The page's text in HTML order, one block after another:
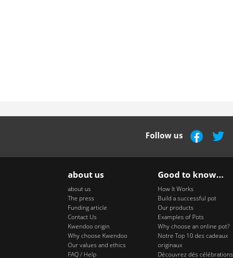
Follow us
about us
about us
The press
Funding article
Contact Us
Kwendoo origin
Why choose Kwendoo
Our values and ethics
FAQ / Help
Good to know...
How It Works
Build a successful pot
Our products
Examples of Pots
Why choose an online pot?
Notre Top 10 des cadeaux
originaux
Découvrez dés célébrations